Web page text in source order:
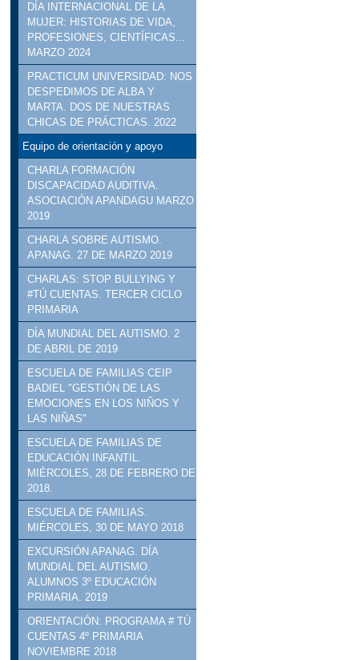
DÍA INTERNACIONAL DE LA
MUJER: HISTORIAS DE VIDA,
PROFESIONES, CIENTÍFICAS...
MARZO 2024
PRACTICUM UNIVERSIDAD: NOS
DESPEDIMOS DE ALBA Y
MARTA. DOS DE NUESTRAS
CHICAS DE PRÁCTICAS. 2022
Equipo de orientación y apoyo
CHARLA FORMACIÓN
DISCAPACIDAD AUDITIVA.
ASOCIACIÓN APANDAGU MARZO
2019
CHARLA SOBRE AUTISMO.
APANAG. 27 DE MARZO 2019
CHARLAS: STOP BULLYING Y
#TÚ CUENTAS. TERCER CICLO
PRIMARIA
DÍA MUNDIAL DEL AUTISMO. 2
DE ABRIL DE 2019
ESCUELA DE FAMILIAS CEIP
BADIEL "GESTIÓN DE LAS
EMOCIONES EN LOS NIÑOS Y
LAS NIÑAS"
ESCUELA DE FAMILIAS DE
EDUCACIÓN INFANTIL.
MIÉRCOLES, 28 DE FEBRERO DE
2018.
ESCUELA DE FAMILIAS.
MIÉRCOLES, 30 DE MAYO 2018
EXCURSIÓN APANAG. DÍA
MUNDIAL DEL AUTISMO.
ALUMNOS 3º EDUCACIÓN
PRIMARIA. 2019
ORIENTACIÓN: PROGRAMA # TÚ
CUENTAS 4º PRIMARIA
NOVIEMBRE 2018